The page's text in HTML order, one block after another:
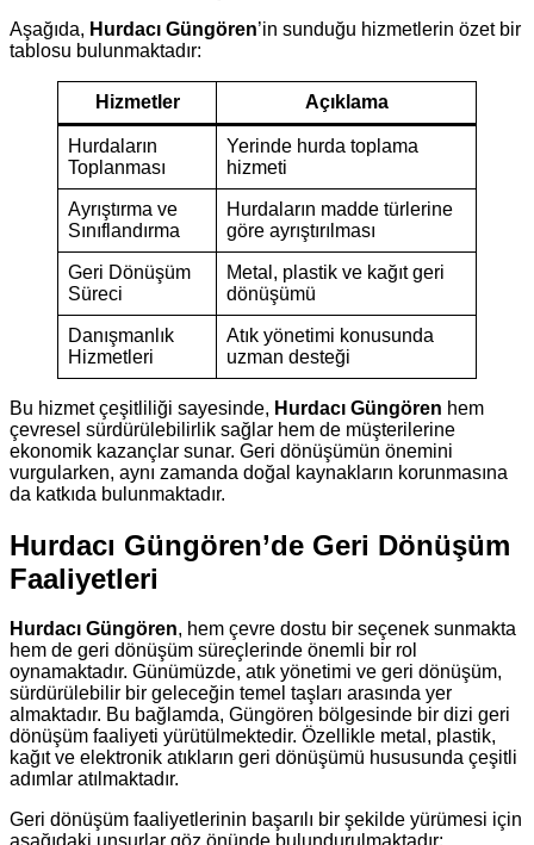
Aşağıda, Hurdacı Güngören’in sunduğu hizmetlerin özet bir
tablosu bulunmaktadır:
Hizmetler Açıklama
Hurdaların
Toplanması
Yerinde hurda toplama
hizmeti
Ayrıştırma ve
Sınıflandırma
Hurdaların madde türlerine
göre ayrıştırılması
Geri Dönüşüm
Süreci
Metal, plastik ve kağıt geri
dönüşümü
Danışmanlık
Hizmetleri
Atık yönetimi konusunda
uzman desteği
Bu hizmet çeşitliliği sayesinde, Hurdacı Güngören hem
çevresel sürdürülebilirlik sağlar hem de müşterilerine
ekonomik kazançlar sunar. Geri dönüşümün önemini
vurgularken, aynı zamanda doğal kaynakların korunmasına
da katkıda bulunmaktadır.
Hurdacı Güngören’de Geri Dönüşüm
Faaliyetleri
Hurdacı Güngören, hem çevre dostu bir seçenek sunmakta
hem de geri dönüşüm süreçlerinde önemli bir rol
oynamaktadır. Günümüzde, atık yönetimi ve geri dönüşüm,
sürdürülebilir bir geleceğin temel taşları arasında yer
almaktadır. Bu bağlamda, Güngören bölgesinde bir dizi geri
dönüşüm faaliyeti yürütülmektedir. Özellikle metal, plastik,
kağıt ve elektronik atıkların geri dönüşümü hususunda çeşitli
adımlar atılmaktadır.
Geri dönüşüm faaliyetlerinin başarılı bir şekilde yürümesi için